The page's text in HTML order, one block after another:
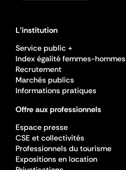
L'institution
Service public +
Index égalité femmes-hommes
Recrutement
Marchés publics
Informations pratiques
Offre aux professionnels
Espace presse
CSE et collectivités
Professionnels du tourisme
Expositions en location